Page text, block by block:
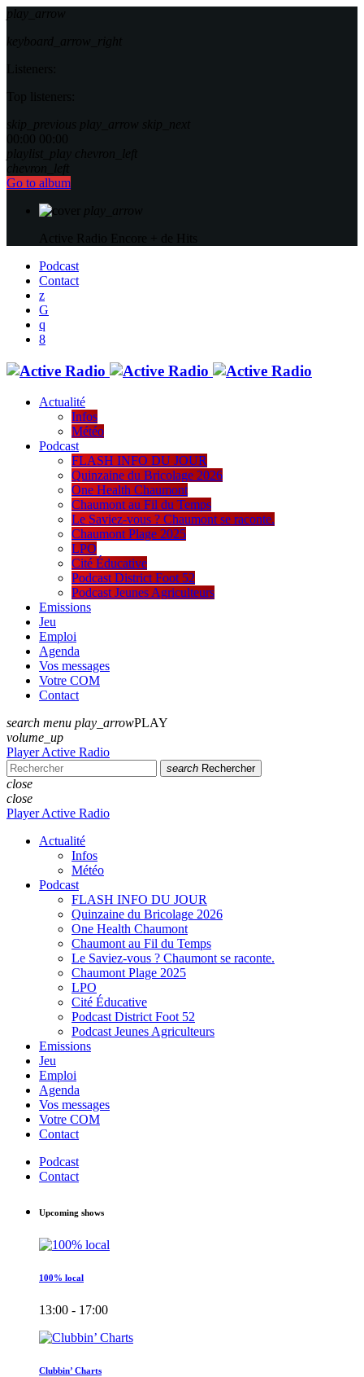
play_arrow
keyboard_arrow_right
Listeners:
Top listeners:
skip_previous play_arrow skip_next
00:00 00:00
playlist_play chevron_left
chevron_left
Go to album
play_arrow
Active Radio Encore + de Hits
Podcast
Contact
Actualité
Infos
Météo
Podcast
FLASH INFO DU JOUR
Quinzaine du Bricolage 2026
One Health Chaumont
Chaumont au Fil du Temps
Le Saviez-vous ? Chaumont se raconte.
Chaumont Plage 2025
LPO
Cité Éducative
Podcast District Foot 52
Podcast Jeunes Agriculteurs
Emissions
Jeu
Emploi
Agenda
Vos messages
Votre COM
Contact
search menu play_arrowPLAY
volume_up
Player Active Radio
search Rechercher
close
close
Player Active Radio
Actualité
Infos
Météo
Podcast
FLASH INFO DU JOUR
Quinzaine du Bricolage 2026
One Health Chaumont
Chaumont au Fil du Temps
Le Saviez-vous ? Chaumont se raconte.
Chaumont Plage 2025
LPO
Cité Éducative
Podcast District Foot 52
Podcast Jeunes Agriculteurs
Emissions
Jeu
Emploi
Agenda
Vos messages
Votre COM
Contact
Podcast
Contact
Upcoming shows
100% local
13:00 - 17:00
Clubbin’ Charts